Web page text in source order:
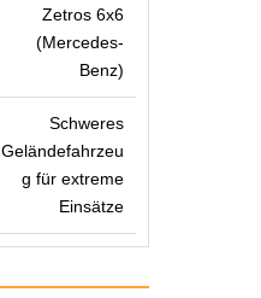
Zetros 6x6
(Mercedes-
Benz)
Schweres
Geländefahrzeu
g für extreme
Einsätze